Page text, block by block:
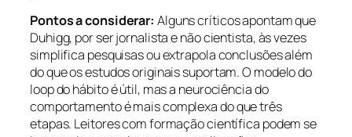
Pontos a considerar: Alguns críticos apontam que
Duhigg, por ser jornalista e não cientista, às vezes
simplifica pesquisas ou extrapola conclusões além
do que os estudos originais suportam. O modelo do
loop do hábito é útil, mas a neurociência do
comportamento é mais complexa do que três
etapas. Leitores com formação científica podem se